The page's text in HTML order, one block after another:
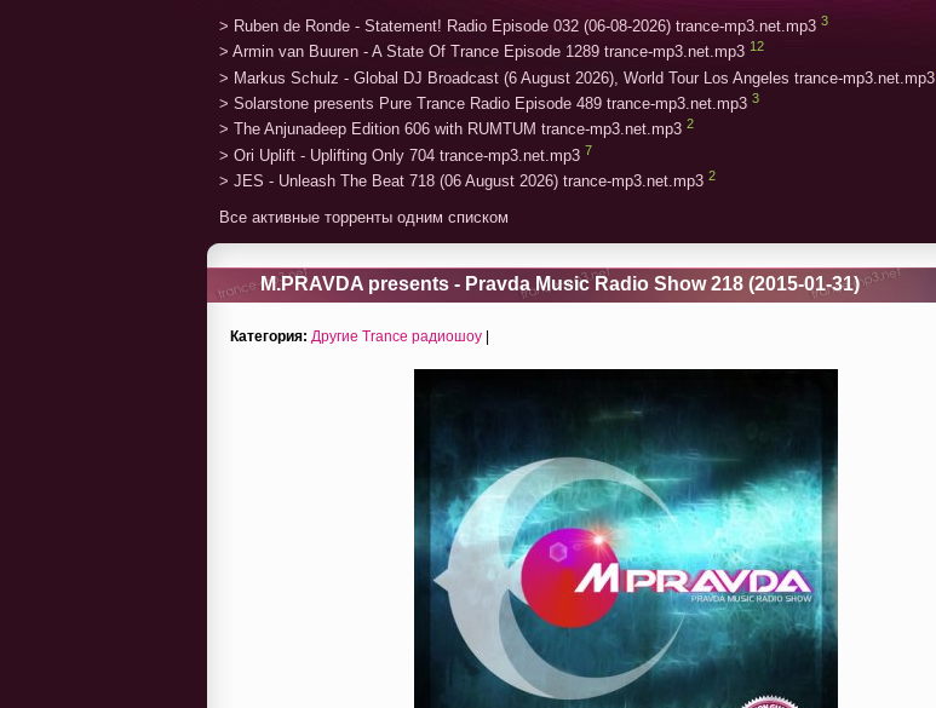
> Ruben de Ronde - Statement! Radio Episode 032 (06-08-2026) trance-mp3.net.mp3 3
> Armin van Buuren - A State Of Trance Episode 1289 trance-mp3.net.mp3 12
> Markus Schulz - Global DJ Broadcast (6 August 2026), World Tour Los Angeles trance-mp3.net.mp3
> Solarstone presents Pure Trance Radio Episode 489 trance-mp3.net.mp3 3
> The Anjunadeep Edition 606 with RUMTUM trance-mp3.net.mp3 2
> Ori Uplift - Uplifting Only 704 trance-mp3.net.mp3 7
> JES - Unleash The Beat 718 (06 August 2026) trance-mp3.net.mp3 2
Все активные торренты одним списком
M.PRAVDA presents - Pravda Music Radio Show 218 (2015-01-31)
Категория: Другие Trance радиошоу |